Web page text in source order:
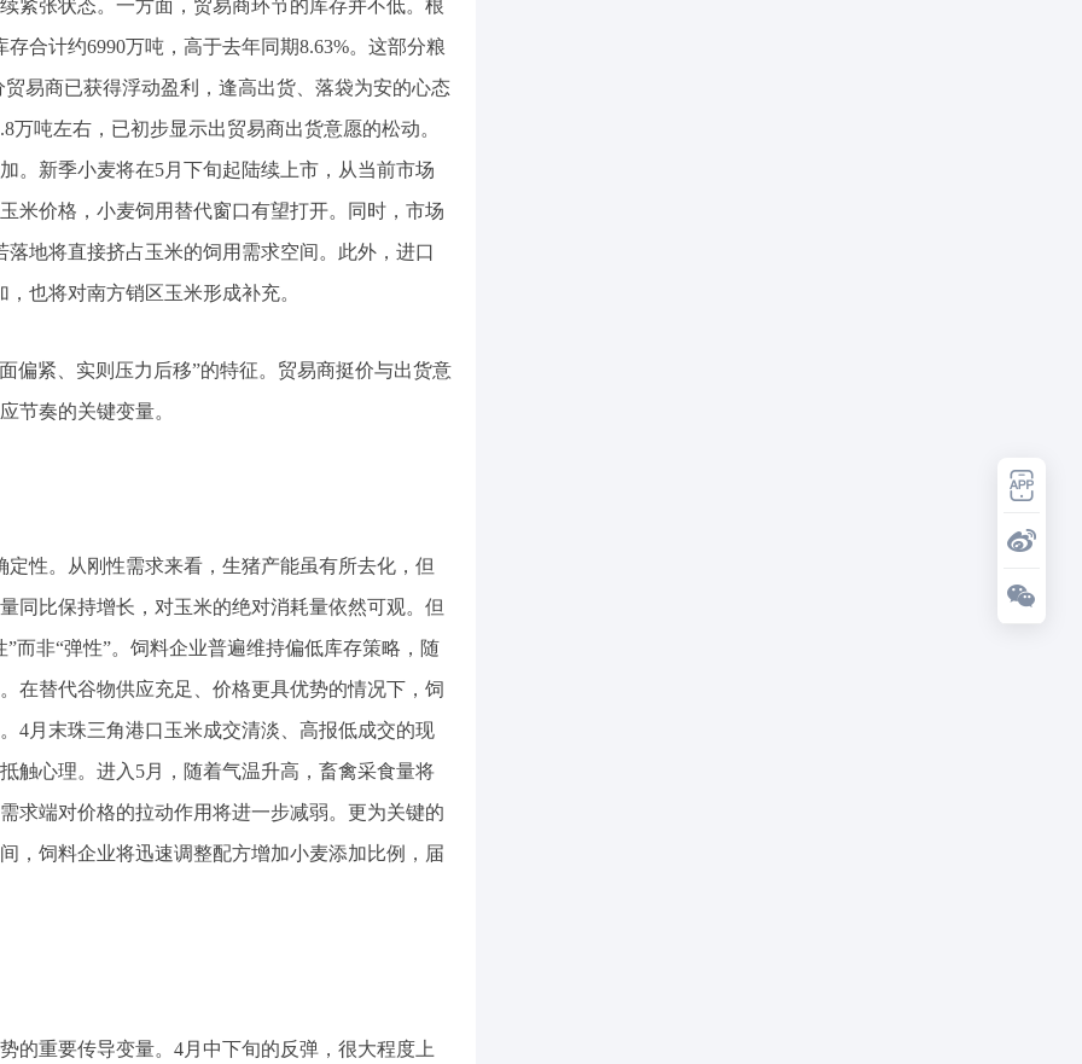
紧张状态。一方面，贸易商环节的库存并不低。根
合计约6990万吨，高于去年同期8.63%。这部分粮
易商已获得浮动盈利，逢高出货、落袋为安的心态
万吨左右，已初步显示出贸易商出货意愿的松动。
。新季小麦将在5月下旬起陆续上市，从当前市场
米价格，小麦饲用替代窗口有望打开。同时，市场
地将直接挤占玉米的饲用需求空间。此外，进口
也将对南方销区玉米形成补充。
偏紧、实则压力后移”的特征。贸易商挺价与出货意
节奏的关键变量。
性。从刚性需求来看，生猪产能虽有所去化，但
同比保持增长，对玉米的绝对消耗量依然可观。但
而非“弹性”。饲料企业普遍维持偏低库存策略，随
在替代谷物供应充足、价格更具优势的情况下，饲
4月末珠三角港口玉米成交清淡、高报低成交的现
触心理。进入5月，随着气温升高，畜禽采食量将
求端对价格的拉动作用将进一步减弱。更为关键的
，饲料企业将迅速调整配方增加小麦添加比例，届
的重要传导变量。4月中下旬的反弹，很大程度上